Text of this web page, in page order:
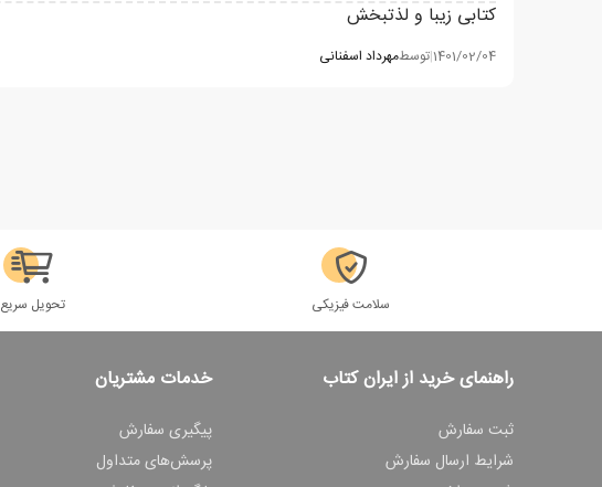
کتابی زیبا و لذتبخش
1401/02/04
|توسطمهرداد اسفنانی
سلامت فیزیکی تحویل سریع
راهنمای خرید از ایران کتاب
ثبت سفارش
شرایط ارسال سفارش
خدمات مشتریان
پیگیری سفارش
پرسش‌های متداول